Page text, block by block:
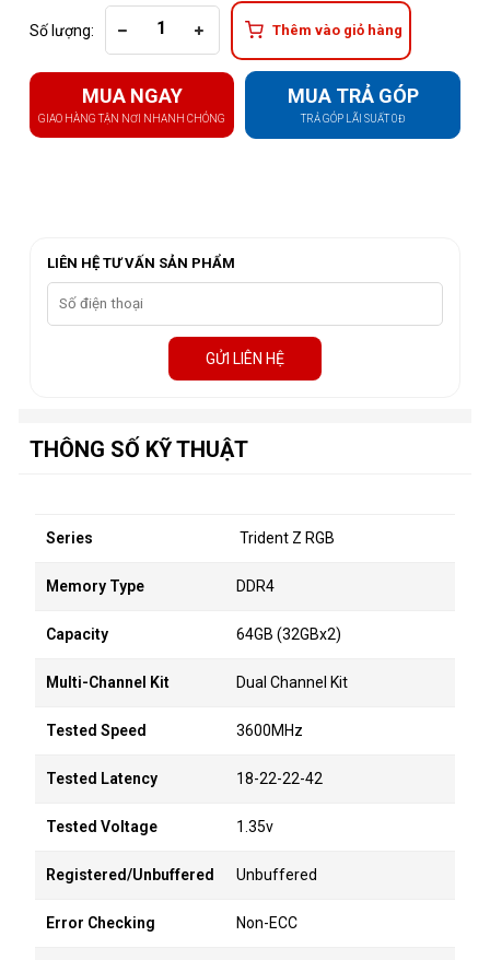
Số lượng: Thêm vào giỏ hàng
MUA NGAY
GIAO HÀNG TẬN NƠI NHANH CHÓNG
MUA TRẢ GÓP
TRẢ GÓP LÃI SUẤT 0Đ
LIÊN HỆ TƯ VẤN SẢN PHẨM
GỬI LIÊN HỆ
THÔNG SỐ KỸ THUẬT
Series Trident Z RGB
Memory Type DDR4
Capacity 64GB (32GBx2)
Multi-Channel Kit Dual Channel Kit
Tested Speed 3600MHz
Tested Latency 18-22-22-42
Tested Voltage 1.35v
Registered/Unbuffered Unbuffered
Error Checking Non-ECC